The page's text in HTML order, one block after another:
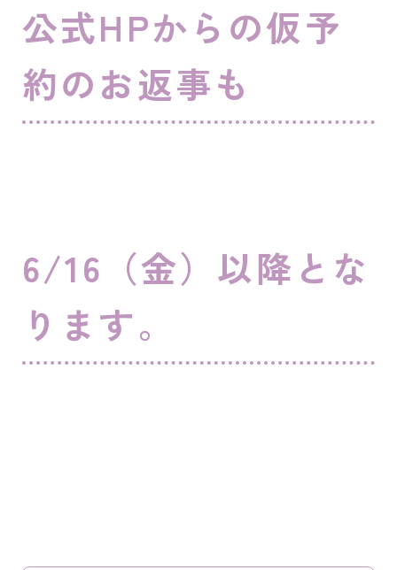
公式HPからの仮予
約のお返事も
6/16（金）以降とな
ります。